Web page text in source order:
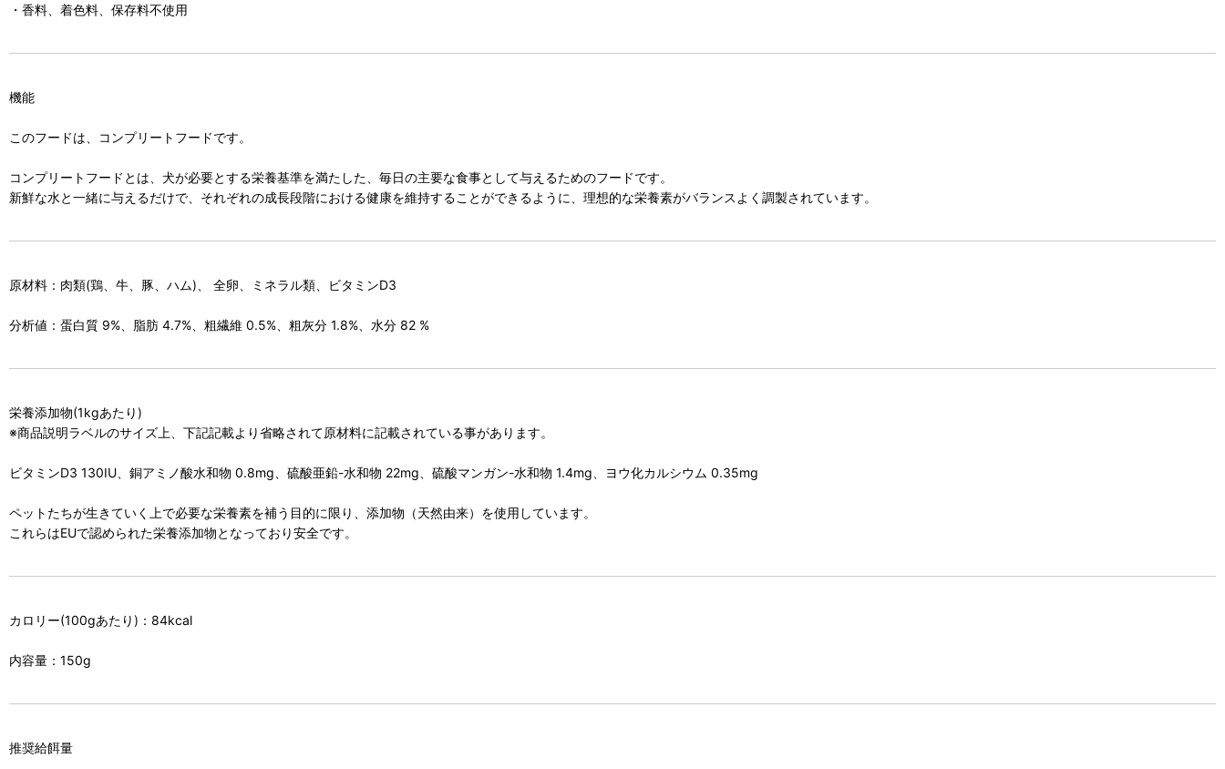
・香料、着色料、保存料不使用
機能
このフードは、コンプリートフードです。
コンプリートフードとは、犬が必要とする栄養基準を満たした、毎日の主要な食事として与えるためのフードです。
新鮮な水と一緒に与えるだけで、それぞれの成長段階における健康を維持することができるように、理想的な栄養素がバランスよく調製されています。
原材料：肉類(鶏、牛、豚、ハム)、 全卵、ミネラル類、ビタミンD3
分析値：蛋白質 9%、脂肪 4.7%、粗繊維 0.5%、粗灰分 1.8%、水分 82 %
栄養添加物(1kgあたり)
※商品説明ラベルのサイズ上、下記記載より省略されて原材料に記載されている事があります。
ビタミンD3 130IU、銅アミノ酸水和物 0.8mg、硫酸亜鉛-水和物 22mg、硫酸マンガン-水和物 1.4mg、ヨウ化カルシウム 0.35mg
ペットたちが生きていく上で必要な栄養素を補う目的に限り、添加物（天然由来）を使用しています。
これらはEUで認められた栄養添加物となっており安全です。
カロリー(100gあたり)：84kcal
内容量：150g
推奨給餌量